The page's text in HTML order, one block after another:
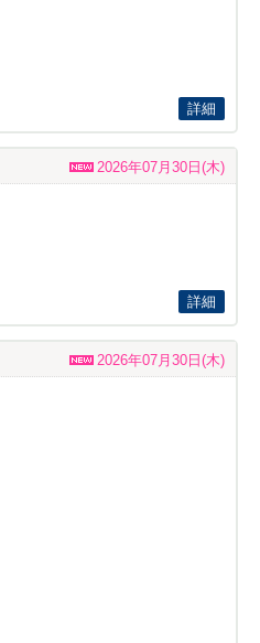
詳細
2026年07月30日(木)
詳細
2026年07月30日(木)